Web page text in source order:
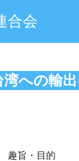
合会
湾への輸